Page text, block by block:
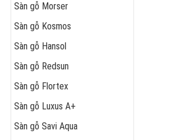
Sàn gỗ Morser
Sàn gỗ Kosmos
Sàn gỗ Hansol
Sàn gỗ Redsun
Sàn gỗ Flortex
Sàn gỗ Luxus A+
Sàn gỗ Savi Aqua